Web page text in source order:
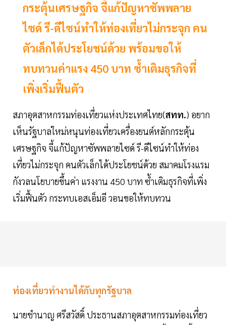
กระตุ้นเศรษฐกิจ จี้แก้ปัญหาซัพพลาย
ไซด์ รี-ดีไซน์ทำให้ท่องเที่ยวไม่กระจุก คน
ตัวเล็กได้ประโยชน์ด้วย พร้อมขอให้
ทบทวนค่าแรง 450 บาท ซํ้าเติมธุรกิจที่
เพิ่งเริ่มฟื้นตัว
สภาอุตสาหกรรมท่องเที่ยวแห่งประเทศไทย(สทท.) อยาก
เห็นรัฐบาลใหม่หนุนท่องเที่ยวเครื่องยนต์หลักกระตุ้น
เศรษฐกิจ จี้แก้ปัญหาซัพพลายไซด์ รี-ดีไซน์ทำให้ท่อง
เที่ยวไม่กระจุก คนตัวเล็กได้ประโยชน์ด้วย สมาคมโรงแรม
กังวลนโยบายขึ้นค่า แรงงาน 450 บาท ซํ้าเติมธุรกิจที่เพิ่ง
เริ่มฟื้นตัว กระทบเอสเอ็มอี วอนขอให้ทบทวน
ท่องเที่ยวทำงานได้กับทุกรัฐบาล
นายชำนาญ ศรีสวัสดิ์ ประธานสภาอุตสาหกรรมท่องเที่ยว